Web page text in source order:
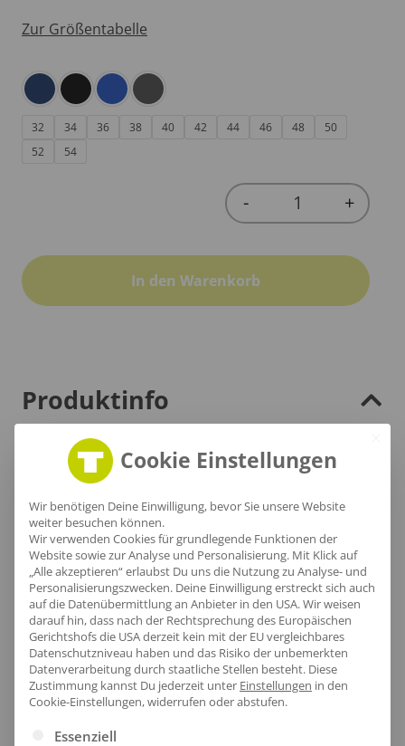
Zur Größentabelle
32 34 36 38 40 42 44 46 48
50
52
54
Quantity
- +
In den Warenkorb
Produktinfo
Artikel-Nr.:1453
Geschlecht:Damen
Passform:Regular Fit
Obermaterial:Gewebe: 60% Schurwolle 36%
Polyester 4% Elasthan
Grammatur:200 g/m²
Zertifikate: OEKOTEX 100
Größentabelle
Cookie Einstellungen
Wir benötigen Deine Einwilligung, bevor Sie unsere Website
weiter besuchen können.
Wir verwenden Cookies für grundlegende Funktionen der
Website sowie zur Analyse und Personalisierung. Mit Klick auf
„Alle akzeptieren“ erlaubst Du uns die Nutzung zu Analyse- und
Personalisierungszwecken. Deine Einwilligung erstreckt sich auch
auf die Datenübermittlung an Anbieter in den USA. Wir weisen
darauf hin, dass nach der Rechtsprechung des Europäischen
Gerichtshofs die USA derzeit kein mit der EU vergleichbares
Datenschutzniveau haben und das Risiko der unbemerkten
Datenverarbeitung durch staatliche Stellen besteht. Diese
Zustimmung kannst Du jederzeit unter Einstellungen in den
Cookie-Einstellungen, widerrufen oder abstufen.
Es folgt eine Liste der Service-Gruppen, für die eine
Essenziell